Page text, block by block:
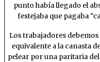
punto había llegado el
festejaba que pagaba
Los trabajadores
equivalente a la canasta
pelear por una paritaria